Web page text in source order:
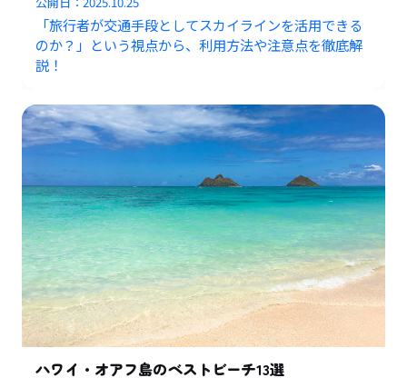
「旅行者が交通手段としてスカイラインを活用できる
のか？」という視点から、利用方法や注意点を徹底解
説！
ハワイ・オアフ島のベストビーチ13選